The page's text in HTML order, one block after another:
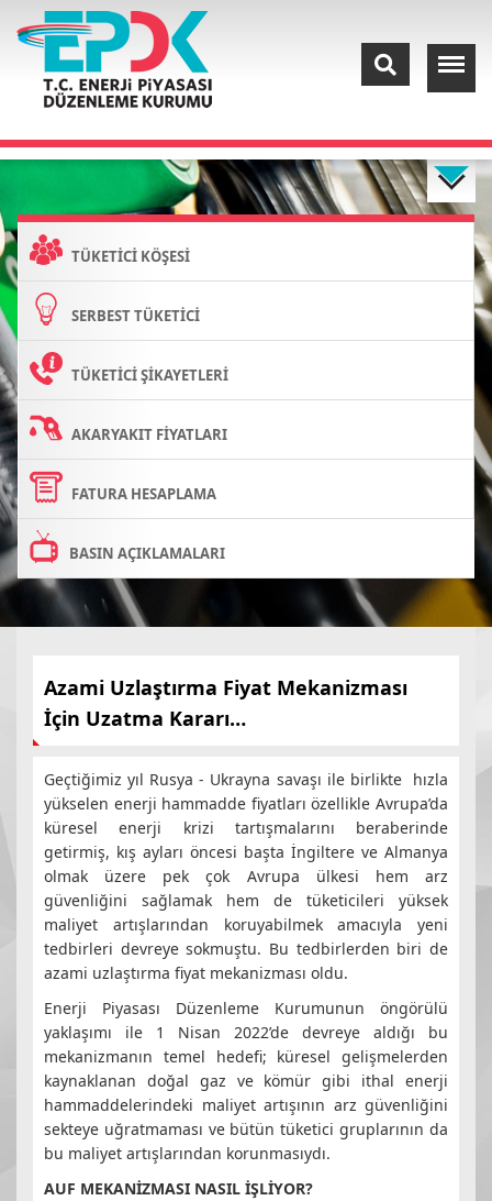
TÜKETİCİ KÖŞESİ
SERBEST TÜKETİCİ
TÜKETİCİ ŞİKAYETLERİ
AKARYAKIT FİYATLARI
FATURA HESAPLAMA
BASIN AÇIKLAMALARI
Azami Uzlaştırma Fiyat Mekanizması
İçin Uzatma Kararı…
Geçtiğimiz yıl Rusya - Ukrayna savaşı ile birlikte hızla
yükselen enerji hammadde fiyatları özellikle Avrupa’da
küresel enerji krizi tartışmalarını beraberinde
getirmiş, kış ayları öncesi başta İngiltere ve Almanya
olmak üzere pek çok Avrupa ülkesi hem arz
güvenliğini sağlamak hem de tüketicileri yüksek
maliyet artışlarından koruyabilmek amacıyla yeni
tedbirleri devreye sokmuştu. Bu tedbirlerden biri de
azami uzlaştırma fiyat mekanizması oldu.
Enerji Piyasası Düzenleme Kurumunun öngörülü
yaklaşımı ile 1 Nisan 2022’de devreye aldığı bu
mekanizmanın temel hedefi; küresel gelişmelerden
kaynaklanan doğal gaz ve kömür gibi ithal enerji
hammaddelerindeki maliyet artışının arz güvenliğini
sekteye uğratmaması ve bütün tüketici gruplarının da
bu maliyet artışlarından korunmasıydı.
AUF MEKANİZMASI NASIL İŞLİYOR?